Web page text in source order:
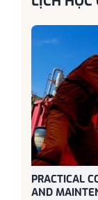
PRACTICAL
AND